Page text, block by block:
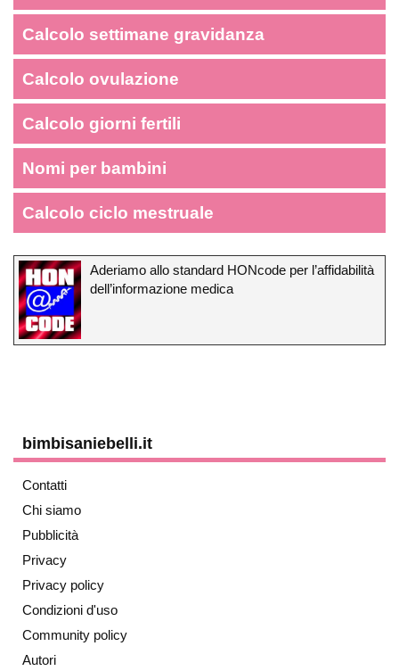
Calcolo settimane gravidanza
Calcolo ovulazione
Calcolo giorni fertili
Nomi per bambini
Calcolo ciclo mestruale
Aderiamo allo standard HONcode per l’affidabilità
dell’informazione medica
bimbisaniebelli.it
Contatti
Chi siamo
Pubblicità
Privacy
Privacy policy
Condizioni d'uso
Community policy
Autori